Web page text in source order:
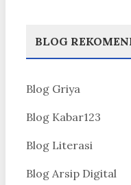
BLOG
Blog Griya
Blog Kabar123
Blog Literasi
Blog Arsip Digital